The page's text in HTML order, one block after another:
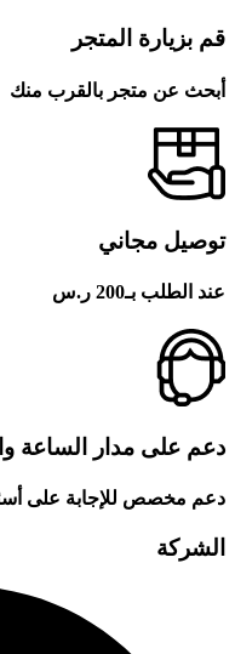
قم بزيارة المتجر
أبحث عن متجر بالقرب منك
توصيل مجاني
عند الطلب بـ200 ر.س
دعم على مدار الساعة
دعم مخصص للإجابة على
الشركة